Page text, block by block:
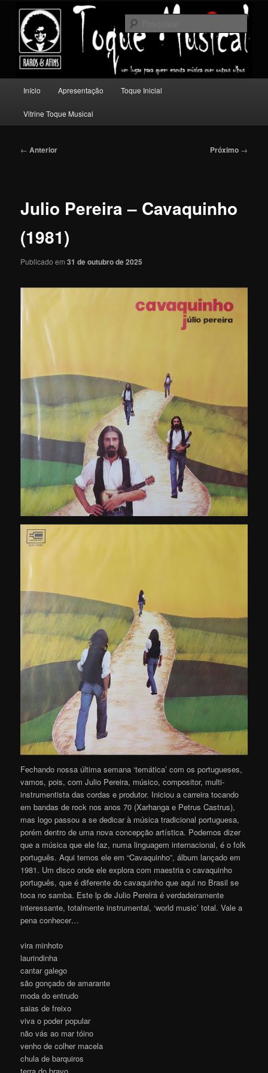
conteúdo
principalToque Musical
Um lugar para quem escuta música com outros olhos.
principal
Início Apresentação Toque Inicial
Vitrine Toque Musical
Navegação
← Anterior Próximo →
Julio Pereira – Cavaquinho
(1981)
Publicado em31 de outubro de 2025
Fechando nossa última semana ‘temática’ com os portugueses,
vamos, pois, com Julio Pereira, músico, compositor, multi-
instrumentista das cordas e produtor. Iniciou a carreira tocando
em bandas de rock nos anos 70 (Xarhanga e Petrus Castrus),
mas logo passou a se dedicar à música tradicional portuguesa,
porém dentro de uma nova concepção artística. Podemos dizer
que a música que ele faz, numa linguagem internacional, é o folk
português. Aqui temos ele em “Cavaquinho”, álbum lançado em
1981. Um disco onde ele explora com maestria o cavaquinho
português, que é diferente do cavaquinho que aqui no Brasil se
toca no samba. Este lp de Julio Pereira é verdadeiramente
interessante, totalmente instrumental, ‘world music’ total. Vale a
pena conhecer…
vira minhoto
laurindinha
cantar galego
são gonçado de amarante
moda do entrudo
saias de freixo
viva o poder popular
não vás ao mar tóino
venho de colher macela
chula de barquiros